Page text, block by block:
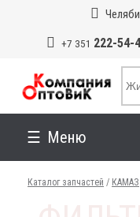
+7 351 222-54-
Меню
Каталог запчастей / КАМАЗ